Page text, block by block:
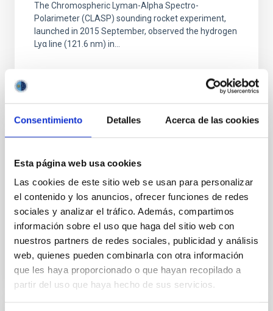
Consentimiento Detalles Acerca de las cookies
Esta página web usa cookies
Las cookies de este sitio web se usan para personalizar
el contenido y los anuncios, ofrecer funciones de redes
sociales y analizar el tráfico. Además, compartimos
información sobre el uso que haga del sitio web con
nuestros partners de redes sociales, publicidad y análisis
web, quienes pueden combinarla con otra información
que les haya proporcionado o que hayan recopilado a
partir del uso que haya hecho de sus servicios.
The Chromospheric Lyman-Alpha Spectro-
Polarimeter (CLASP) sounding rocket experiment,
launched in 2015 September, observed the hydrogen
Lyα line (121.6 nm) in...
On the Origin of Coronal Picoflare Jets
Small-scale jet-like eruptions, such as picoflare jets
and jetlets, are recognized as potential contributors